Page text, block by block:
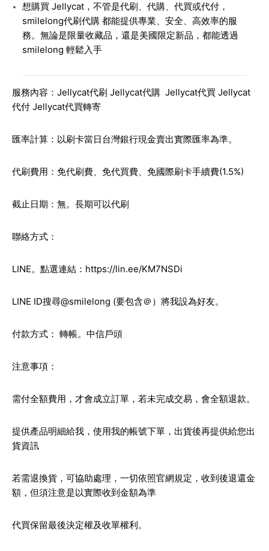
想購買 Jellycat，不管是代刷、代購、代買或代付，
smilelong代刷代購都能提供專業、安全、高效率的服
務。無論是限量收藏品，還是美國限定新品，都能透過
smilelong 輕鬆入手
服務內容：Jellycat代刷 Jellycat代購 Jellycat代買 Jellycat
代付 Jellycat代買轉寄
匯率計算：以刷卡當日台灣銀行現金賣出實際匯率為準。
代刷費用：免代刷費、免代買費、免國際刷卡手續費(1.5%)
截止日期：無。長期可以代刷
聯絡方式：
LINE。點選連結： https://lin.ee/KM7NSDi
LINE ID搜尋@smilelong (要包含＠）將我設為好友。
付款方式： 轉帳。中信戶頭
注意事項：
需付全額費用，才會成立訂單，若未完成交易，會全額退款。
提供產品明細給我，使用我的帳號下單，出貨後再提供給您出
貨資訊
若需退換貨，可協助處理，一切依照官網規定，收到後退還金
額，但須注意是以實際收到金額為準
代買保留最後決定權及收單權利。